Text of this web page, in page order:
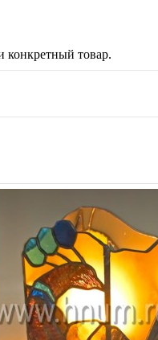
конкретный товар.